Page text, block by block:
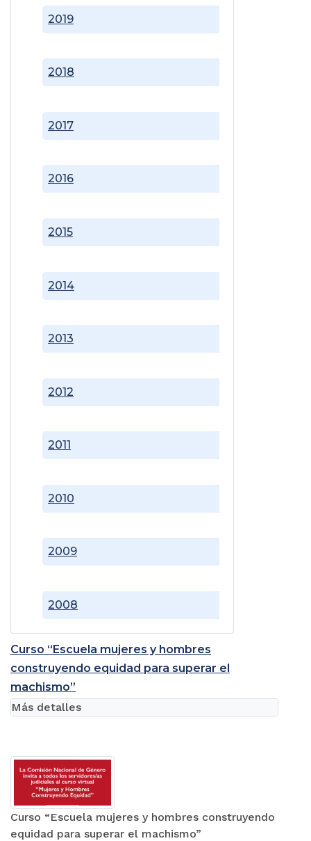
2008
2009
2010
2011
2012
2013
2014
2015
2016
2017
2018
2019
Curso “Escuela mujeres y hombres
construyendo equidad para superar el
machismo”
Curso “Escuela mujeres y hombres construyendo
equidad para superar el machismo”
Más detalles